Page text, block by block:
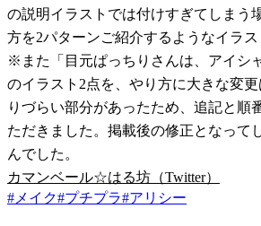
の説明イラストでは付けすぎてしまう
方を2パターンご紹介するようなイラス
※また「目元ぱっちりさんは、アイシ
のイラスト2点を、やり方に大きな変
りづらい部分があったため、追記と順
ただきました。掲載後の修正となって
んでした。
カマンベール☆はる坊（Twitter）
# メイク#プチプラ#アリシー